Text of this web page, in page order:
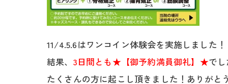
11/4.5.6はワンコイン体験会を実施しました！
結果、 3日間とも★【御予約満員御礼】★で
たくさんの方に起こし頂きました！ありがと